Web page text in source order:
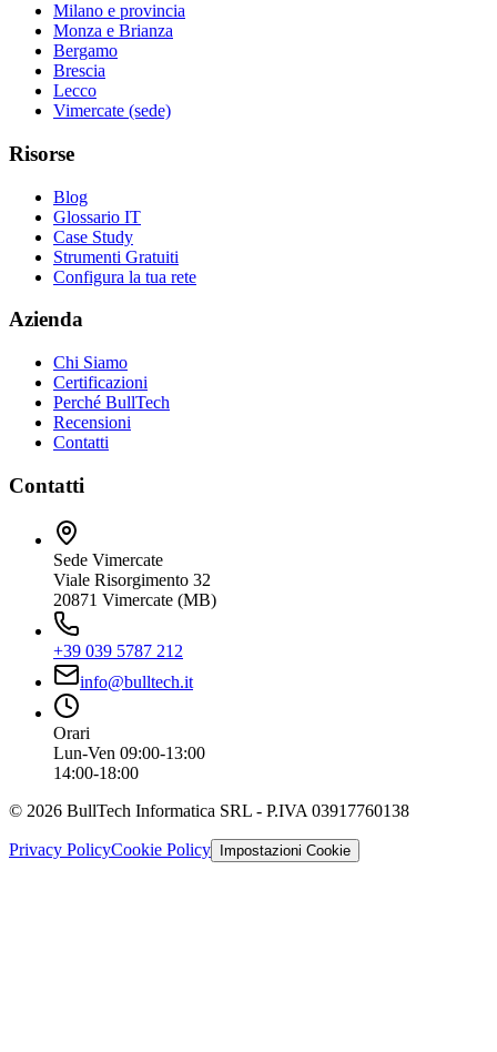
Milano e provincia
Monza e Brianza
Bergamo
Brescia
Lecco
Vimercate (sede)
Risorse
Blog
Glossario IT
Case Study
Strumenti Gratuiti
Configura la tua rete
Azienda
Chi Siamo
Certificazioni
Perché BullTech
Recensioni
Contatti
Contatti
Sede Vimercate
Viale Risorgimento 32
20871 Vimercate (MB)
+39 039 5787 212
info@bulltech.it
Orari
Lun-Ven 09:00-13:00
14:00-18:00
© 2026 BullTech Informatica SRL - P.IVA 03917760138
Privacy PolicyCookie Policy Impostazioni Cookie